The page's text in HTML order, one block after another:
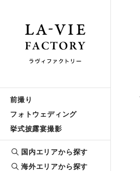
前撮り
フォトウェディング
挙式披露宴撮影
国内エリアから探す
海外エリアから探す